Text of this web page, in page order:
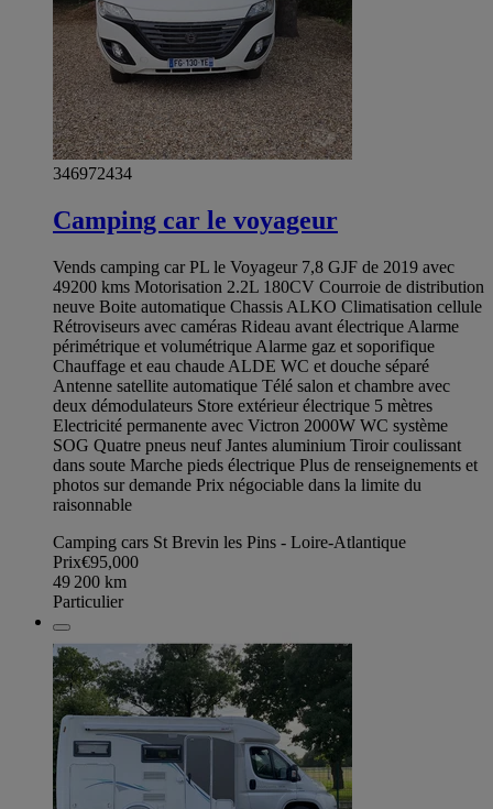
346972434
Camping car le voyageur
Vends camping car PL le Voyageur 7,8 GJF de 2019 avec
49200 kms Motorisation 2.2L 180CV Courroie de distribution
neuve Boite automatique Chassis ALKO Climatisation cellule
Rétroviseurs avec caméras Rideau avant électrique Alarme
périmétrique et volumétrique Alarme gaz et soporifique
Chauffage et eau chaude ALDE WC et douche séparé
Antenne satellite automatique Télé salon et chambre avec
deux démodulateurs Store extérieur électrique 5 mètres
Electricité permanente avec Victron 2000W WC système
SOG Quatre pneus neuf Jantes aluminium Tiroir coulissant
dans soute Marche pieds électrique Plus de renseignements et
photos sur demande Prix négociable dans la limite du
raisonnable
Camping cars St Brevin les Pins - Loire-Atlantique
Prix€95,000
49 200 km
Particulier